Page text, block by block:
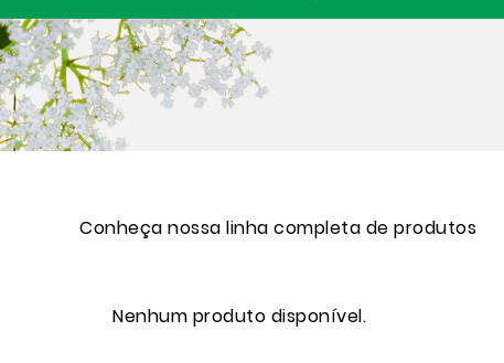
Conheça nossa linha completa de produtos
Nenhum produto disponível.